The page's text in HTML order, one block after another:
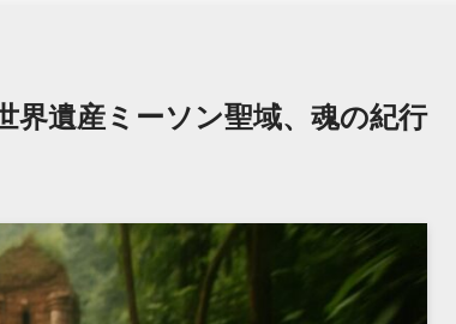
界遺産ミーソン聖域、魂の紀行